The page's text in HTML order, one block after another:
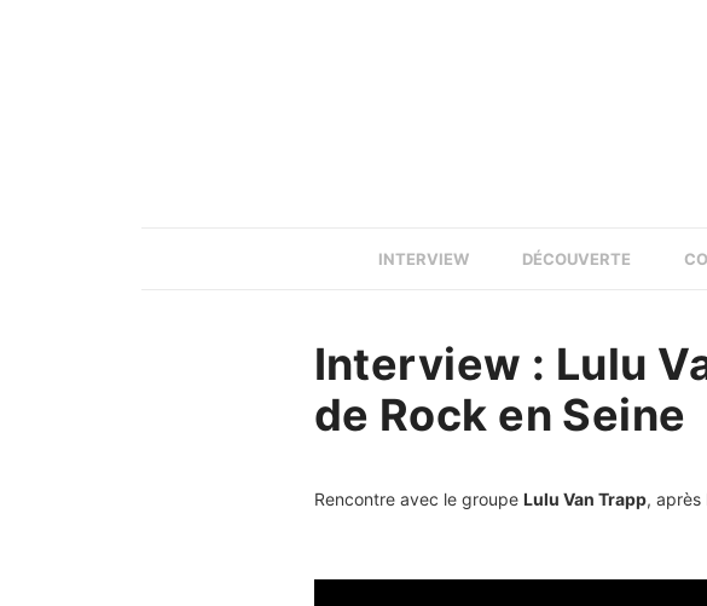
INTERVIEW DÉCOUVERTE
Interview : Lulu
de Rock en Seine
Rencontre avec le groupe Lulu Van Trapp, après